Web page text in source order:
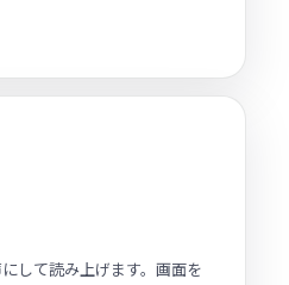
して読み上げます。画面を